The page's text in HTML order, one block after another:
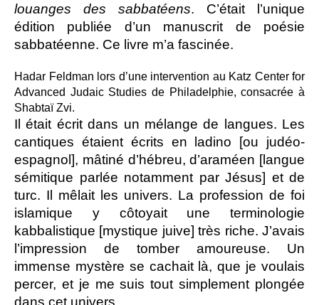
louanges des sabbatéens. C’était l’unique
édition publiée d’un manuscrit de poésie
sabbatéenne. Ce livre m’a fascinée.
Hadar Feldman lors d’une intervention au Katz Center for
Advanced Judaic Studies de Philadelphie, consacrée à
Shabtaï Zvi.
Il était écrit dans un mélange de langues. Les
cantiques étaient écrits en ladino [ou judéo-
espagnol], mâtiné d’hébreu, d’araméen [langue
sémitique parlée notamment par Jésus] et de
turc. Il mêlait les univers. La profession de foi
islamique y côtoyait une terminologie
kabbalistique [mystique juive] très riche. J’avais
l’impression de tomber amoureuse. Un
immense mystère se cachait là, que je voulais
percer, et je me suis tout simplement plongée
dans cet univers.